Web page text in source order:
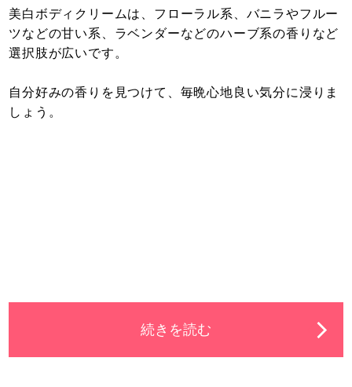
美白ボディクリームは、フローラル系、バニラやフルー
ツなどの甘い系、ラベンダーなどのハーブ系の香りなど
選択肢が広いです。
自分好みの香りを見つけて、毎晩心地良い気分に浸りま
しょう。
続きを読む